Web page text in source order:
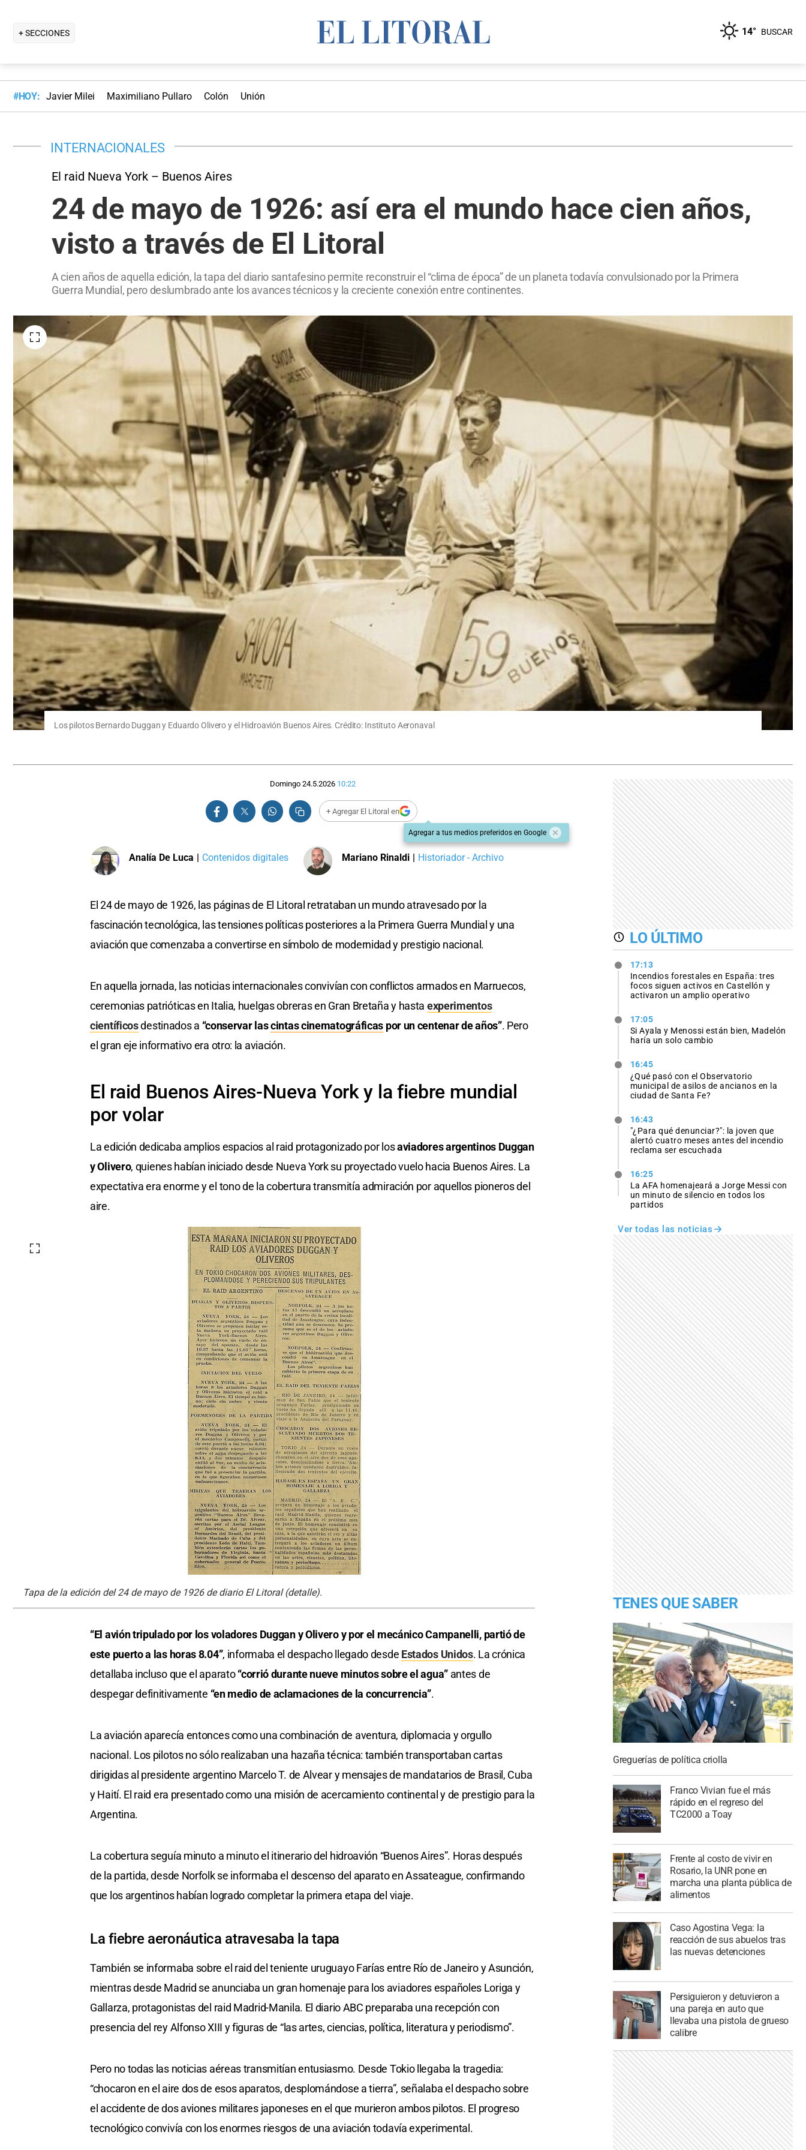
+ SECCIONES 14° BUSCAR
#HOY: Javier Milei Maximiliano Pullaro Colón Unión
INTERNACIONALES
El raid Nueva York – Buenos Aires
24 de mayo de 1926: así era el mundo hace cien años,
visto a través de El Litoral
A cien años de aquella edición, la tapa del diario santafesino permite reconstruir el “clima de época” de un planeta todavía convulsionado por la Primera
Guerra Mundial, pero deslumbrado ante los avances técnicos y la creciente conexión entre continentes.
Los pilotos Bernardo Duggan y Eduardo Olivero y el Hidroavión Buenos Aires. Crédito: Instituto Aeronaval
Domingo 24.5.2026 10:22
+ Agregar El Litoral en
Agregar a tus medios preferidos en Google
Analía De Luca | Contenidos digitales Mariano Rinaldi | Historiador - Archivo
El 24 de mayo de 1926, las páginas de El Litoral retrataban un mundo atravesado por la
fascinación tecnológica, las tensiones políticas posteriores a la Primera Guerra Mundial y una
aviación que comenzaba a convertirse en símbolo de modernidad y prestigio nacional.
En aquella jornada, las noticias internacionales convivían con conflictos armados en Marruecos,
ceremonias patrióticas en Italia, huelgas obreras en Gran Bretaña y hasta experimentos
científicosdestinados a “conservar lascintas cinematográficas por un centenar de años”. Pero
el gran eje informativo era otro: la aviación.
El raid Buenos Aires-Nueva York y la fiebre mundial
por volar
La edición dedicaba amplios espacios al raid protagonizado por losaviadores argentinos Duggan
y Olivero, quienes habían iniciado desde Nueva York su proyectado vuelo hacia Buenos Aires. La
expectativa era enorme y el tono de la cobertura transmitía admiración por aquellos pioneros del
aire.
Tapa de la edición del 24 de mayo de 1926 de diario El Litoral (detalle).
“El avión tripulado por los voladores Duggan y Olivero y por el mecánico Campanelli, partió de
este puerto a las horas 8.04”, informaba el despacho llegado desde Estados Unidos. La crónica
detallaba incluso que el aparato“corrió durante nueve minutos sobre el agua” antes de
despegar definitivamente “en medio de aclamaciones de la concurrencia”.
La aviación aparecía entonces como una combinación de aventura, diplomacia y orgullo
nacional. Los pilotos no sólo realizaban una hazaña técnica: también transportaban cartas
dirigidas al presidente argentino Marcelo T. de Alvear y mensajes de mandatarios de Brasil, Cuba
y Haití. El raid era presentado como una misión de acercamiento continental y de prestigio para la
Argentina.
La cobertura seguía minuto a minuto el itinerario del hidroavión “Buenos Aires”. Horas después
de la partida, desde Norfolk se informaba el descenso del aparato en Assateague, confirmando
que los argentinos habían logrado completar la primera etapa del viaje.
La fiebre aeronáutica atravesaba la tapa
También se informaba sobre el raid del teniente uruguayo Farías entre Río de Janeiro y Asunción,
mientras desde Madrid se anunciaba un gran homenaje para los aviadores españoles Loriga y
Gallarza, protagonistas del raid Madrid-Manila. El diario ABC preparaba una recepción con
presencia del rey Alfonso XIII y figuras de “las artes, ciencias, política, literatura y periodismo”.
Pero no todas las noticias aéreas transmitían entusiasmo. Desde Tokio llegaba la tragedia:
“chocaron en el aire dos de esos aparatos, desplomándose a tierra”, señalaba el despacho sobre
el accidente de dos aviones militares japoneses en el que murieron ambos pilotos. El progreso
tecnológico convivía con los enormes riesgos de una aviación todavía experimental.
LO ÚLTIMO
17:13
Incendios forestales en España: tres
focos siguen activos en Castellón y
activaron un amplio operativo
17:05
Si Ayala y Menossi están bien, Madelón
haría un solo cambio
16:45
¿Qué pasó con el Observatorio
municipal de asilos de ancianos en la
ciudad de Santa Fe?
16:43
"¿Para qué denunciar?": la joven que
alertó cuatro meses antes del incendio
reclama ser escuchada
16:25
La AFA homenajeará a Jorge Messi con
un minuto de silencio en todos los
partidos
Ver todas las noticias
TENES QUE SABER
Greguerías de política criolla
Franco Vivian fue el más
rápido en el regreso del
TC2000 a Toay
Frente al costo de vivir en
Rosario, la UNR pone en
marcha una planta pública de
alimentos
Caso Agostina Vega: la
reacción de sus abuelos tras
las nuevas detenciones
Persiguieron y detuvieron a
una pareja en auto que
llevaba una pistola de grueso
calibre